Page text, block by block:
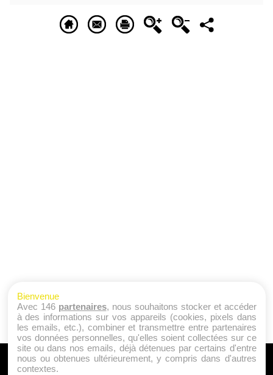
A PROPOS
Bienvenue
Avec 146 partenaires, nous souhaitons stocker et accéder
à des informations sur vos appareils (cookies, pixels dans
les emails, etc.), combiner et transmettre entre partenaires
vos données personnelles, qu'elles soient collectées sur ce
site ou dans nos emails, déjà détenues par certains d'entre
nous ou obtenues ultérieurement, y compris dans d'autres
contextes.